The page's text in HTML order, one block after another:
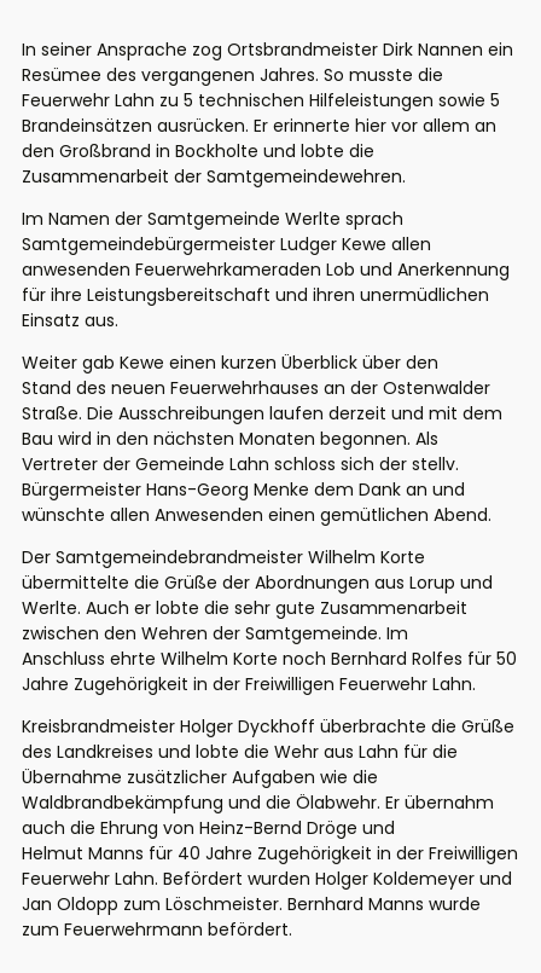
In seiner Ansprache zog Ortsbrandmeister Dirk Nannen ein
Resümee des vergangenen Jahres. So musste die
Feuerwehr Lahn zu 5 technischen Hilfeleistungen sowie 5
Brandeinsätzen ausrücken. Er erinnerte hier vor allem an
den Großbrand in Bockholte und lobte die
Zusammenarbeit der Samtgemeindewehren.
Im Namen der Samtgemeinde Werlte sprach
Samtgemeindebürgermeister Ludger Kewe allen
anwesenden Feuerwehrkameraden Lob und Anerkennung
für ihre Leistungsbereitschaft und ihren unermüdlichen
Einsatz aus.
Weiter gab Kewe einen kurzen Überblick über den
Stand des neuen Feuerwehrhauses an der Ostenwalder
Straße. Die Ausschreibungen laufen derzeit und mit dem
Bau wird in den nächsten Monaten begonnen. Als
Vertreter der Gemeinde Lahn schloss sich der stellv.
Bürgermeister Hans-Georg Menke dem Dank an und
wünschte allen Anwesenden einen gemütlichen Abend.
Der Samtgemeindebrandmeister Wilhelm Korte
übermittelte die Grüße der Abordnungen aus Lorup und
Werlte. Auch er lobte die sehr gute Zusammenarbeit
zwischen den Wehren der Samtgemeinde. Im
Anschluss ehrte Wilhelm Korte noch Bernhard Rolfes für 50
Jahre Zugehörigkeit in der Freiwilligen Feuerwehr Lahn.
Kreisbrandmeister Holger Dyckhoff überbrachte die Grüße
des Landkreises und lobte die Wehr aus Lahn für die
Übernahme zusätzlicher Aufgaben wie die
Waldbrandbekämpfung und die Ölabwehr. Er übernahm
auch die Ehrung von Heinz-Bernd Dröge und
Helmut Manns für 40 Jahre Zugehörigkeit in der Freiwilligen
Feuerwehr Lahn. Befördert wurden Holger Koldemeyer und
Jan Oldopp zum Löschmeister. Bernhard Manns wurde
zum Feuerwehrmann befördert.